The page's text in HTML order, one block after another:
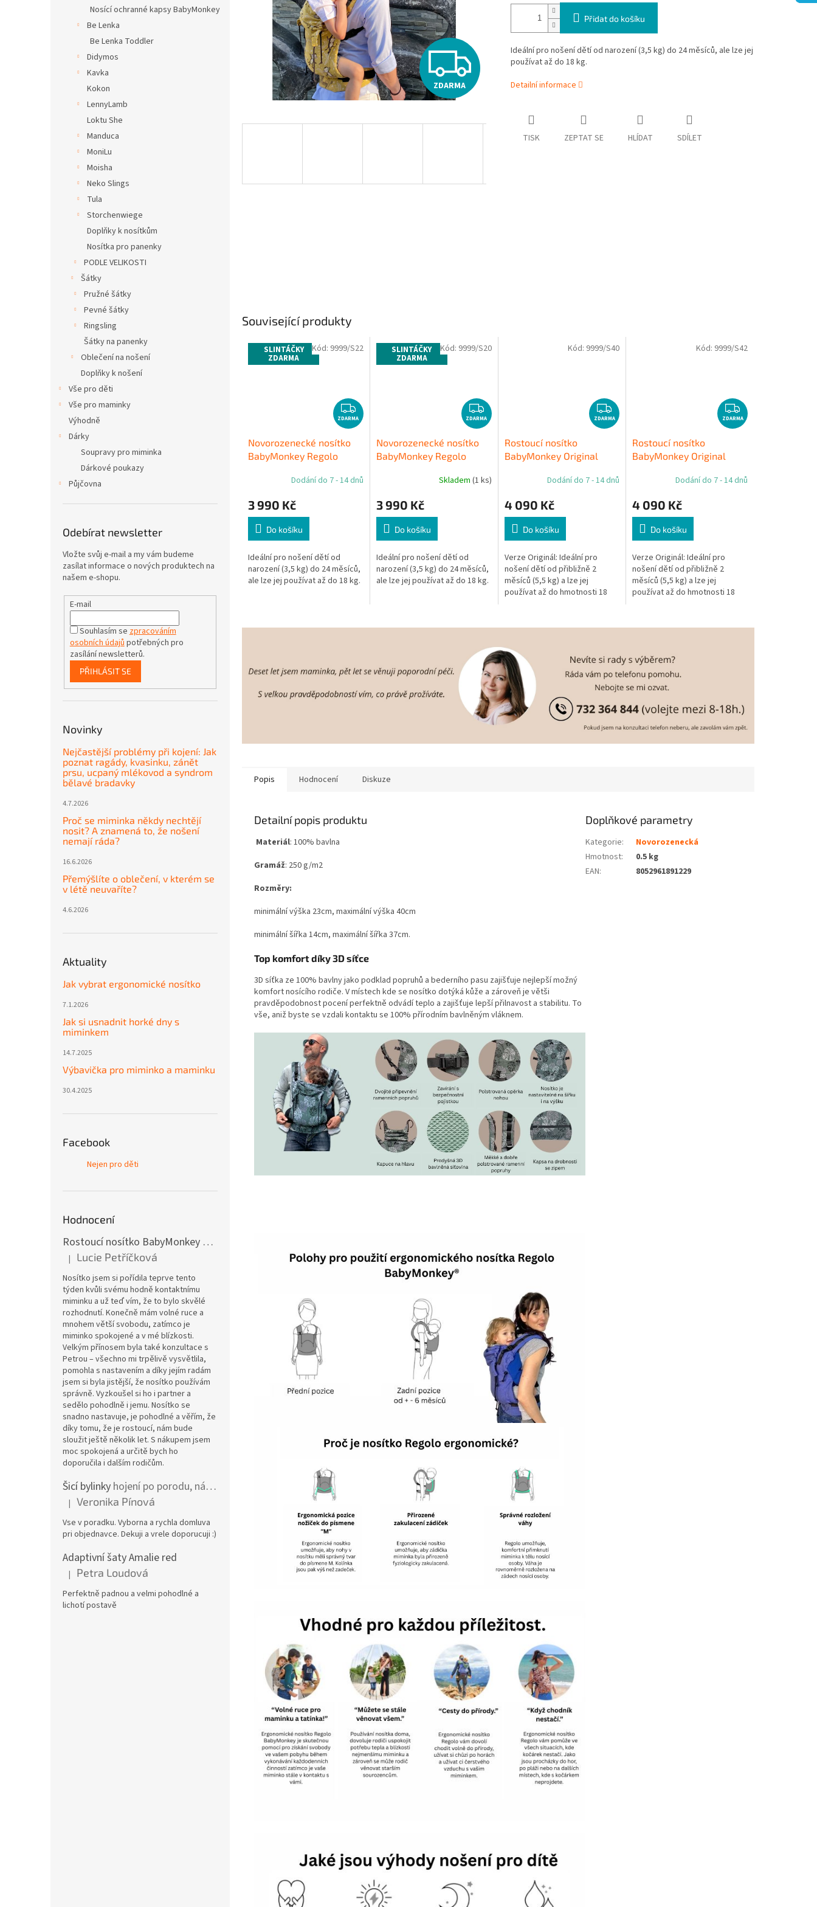
Nosící ochranné kapsy BabyMonkey
Be Lenka
Be Lenka Toddler
Didymos
Kavka
Kokon
LennyLamb
Loktu She
Manduca
MoniLu
Moisha
Neko Slings
Tula
Storchenwiege
Doplňky k nosítkům
Nosítka pro panenky
PODLE VELIKOSTI
Šátky
Pružné šátky
Pevné šátky
Ringsling
Šátky na panenky
Oblečení na nošení
Doplňky k nošení
Vše pro děti
Vše pro maminky
Výhodně
Dárky
Soupravy pro miminka
Dárkové poukazy
Půjčovna
Odebírat newsletter
Vložte svůj e-mail a my vám budeme
zasílat informace o nových produktech na
našem e-shopu.
E-mail
Souhlasím se zpracováním
osobních údajů potřebných pro
zasílání newsletterů.
PŘIHLÁSIT SE
Novinky
Nejčastější problémy při kojení: Jak
poznat ragády, kvasinku, zánět
prsu, ucpaný mlékovod a syndrom
bělavé bradavky
4.7.2026
Proč se miminka někdy nechtějí
nosit? A znamená to, že nošení
nemají ráda?
16.6.2026
Přemýšlíte o oblečení, v kterém se
v létě neuvaříte?
4.6.2026
Aktuality
Jak vybrat ergonomické nosítko
7.1.2026
Jak si usnadnit horké dny s
miminkem
14.7.2025
Výbavička pro miminko a maminku
30.4.2025
Facebook
Nejen pro děti
Hodnocení
Rostoucí nosítko BabyMonkey Original Essential - khaki zelené
Hodnocení produktu je 5 z 5 hvězdiček.
| Lucie Petříčková
Nosítko jsem si pořídila teprve tento
týden kvůli svému hodně kontaktnímu
miminku a už teď vím, že to bylo skvělé
rozhodnutí. Konečně mám volné ruce a
mnohem větší svobodu, zatímco je
miminko spokojené a v mé blízkosti.
Velkým přínosem byla také konzultace s
Petrou – všechno mi trpělivě vysvětlila,
pomohla s nastavením a díky jejím radám
jsem si byla jistější, že nosítko používám
správně. Vyzkoušel si ho i partner a
sedělo pohodlně i jemu. Nosítko se
snadno nastavuje, je pohodlné a věřím, že
díky tomu, že je rostoucí, nám bude
sloužit ještě několik let. S nákupem jsem
moc spokojená a určitě bych ho
doporučila i dalším rodičům.
Šicí bylinky hojení po porodu, nástřih a jizvy
Hodnocení produktu je 5 z 5 hvězdiček.
| Veronika Pínová
Vse v poradku. Vyborna a rychla domluva
pri objednavce. Dekuji a vrele doporucuji :)
Adaptivní šaty Amalie red
Hodnocení produktu je 5 z 5 hvězdiček.
| Petra Loudová
Perfektně padnou a velmi pohodlné a
lichotí postavě
Z
D
R
ZDARMA
Přidat do košíku
Ideální pro nošení dětí od narození (3,5 kg) do 24 měsíců, ale lze jej
používat až do 18 kg.
Detailní informace
TISK ZEPTAT SE HLÍDAT SDÍLET
Související produkty
SLINTÁČKY
ZDARMA
Z
D
A
ZDARMA
Novorozenecké nosítko
BabyMonkey Regolo
Dodání do 7 - 14 dnů
3 990 Kč
Do košíku
Ideální pro nošení dětí od
narození (3,5 kg) do 24 měsíců,
ale lze jej používat až do 18 kg.
Kód: 9999/S22 SLINTÁČKY
ZDARMA
Z
D
A
ZDARMA
Novorozenecké nosítko
BabyMonkey Regolo
Skladem (1 ks)
3 990 Kč
Do košíku
Ideální pro nošení dětí od
narození (3,5 kg) do 24 měsíců,
ale lze jej používat až do 18 kg.
Kód: 9999/S20
Z
D
A
ZDARMA
Rostoucí nosítko
BabyMonkey Original
Dodání do 7 - 14 dnů
4 090 Kč
Do košíku
Verze Originál: Ideální pro
nošení dětí od přibližně 2
měsíců (5,5 kg) a lze jej
používat až do hmotnosti 18
Kód: 9999/S40
Z
D
A
ZDARMA
Rostoucí nosítko
BabyMonkey Original
Dodání do 7 - 14 dnů
4 090 Kč
Do košíku
Verze Originál: Ideální pro
nošení dětí od přibližně 2
měsíců (5,5 kg) a lze jej
používat až do hmotnosti 18
Kód: 9999/S42
Popis Hodnocení Diskuze
Detailní popis produktu
Materiál: 100% bavlna
Gramáž: 250 g/m2
Rozměry:
minimální výška 23cm, maximální výška 40cm
minimální šířka 14cm, maximální šířka 37cm.
Top komfort díky 3D síťce
3D síťka ze 100% bavlny jako podklad popruhů a bederního pasu zajišťuje nejlepší možný
komfort nosícího rodiče. V místech kde se nosítko dotýká kůže a zároveň je větši
pravděpodobnost pocení perfektně odvádí teplo a zajišťuje lepší přilnavost a stabilitu. To
vše, aniž byste se vzdali kontaktu se 100% přírodním bavlněným vláknem.
Doplňkové parametry
Kategorie:
Novorozenecká
Hmotnost:
0.5 kg
EAN: 8052961891229